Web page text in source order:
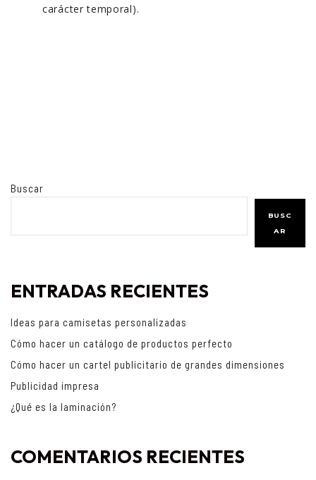
carácter temporal).
Buscar
BUSC
AR
ENTRADAS RECIENTES
Ideas para camisetas personalizadas
Cómo hacer un catálogo de productos perfecto
Cómo hacer un cartel publicitario de grandes dimensiones
Publicidad impresa
¿Qué es la laminación?
COMENTARIOS RECIENTES